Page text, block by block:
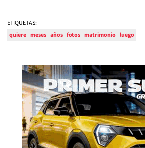
ETIQUETAS:
quiere meses años fotos matrimonio luego